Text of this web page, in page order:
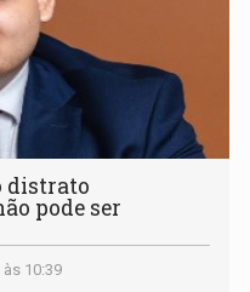
distrato
pode ser
10:39